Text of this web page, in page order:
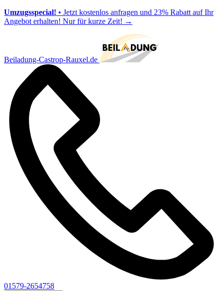
Umzugsspecial! • Jetzt kostenlos anfragen und 23% Rabatt auf Ihr
Angebot erhalten! Nur für kurze Zeit! →
Beiladung-Castrop-Rauxel.de
01579-2654758